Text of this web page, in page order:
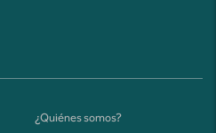
¿Quiénes somos?